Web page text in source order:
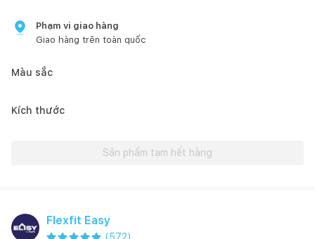
Phạm vi giao hàng
Giao hàng trên toàn quốc
Màu sắc
Kích thước
Sản phẩm tạm hết hàng
Flexfit Easy